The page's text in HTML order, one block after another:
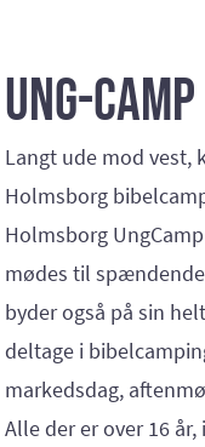
Ung-camp
Langt ude mod
Holmsborg
Holmsborg
mødes til
byder også på sin
deltage i
markedsdag,
Alle der er over 16